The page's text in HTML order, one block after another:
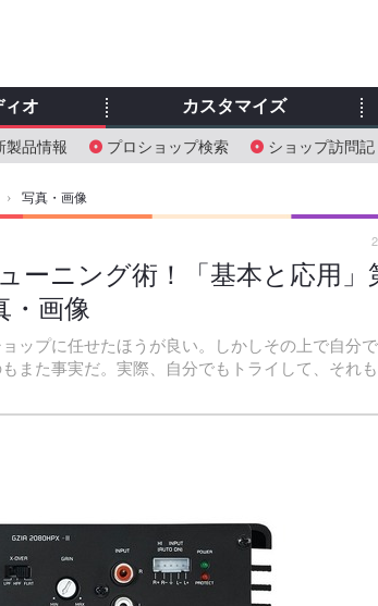
ィオ
製品情報 プロショップ検索 ショップ訪問記
カスタマイズ
› 写真・画像
ーニング術！「基本と応用」
・画像
ップに任せたほうが良い。しかしその上で自分
また事実だ。実際、自分でもトライして、それ